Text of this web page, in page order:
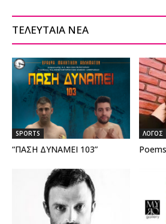
ΤΕΛΕΥΤΑΙΑ ΝΕΑ
SPORTS
“ΠΑΣΗ ΔΥΝΑΜΕΙ 103”
ΛΟΓΟΣ